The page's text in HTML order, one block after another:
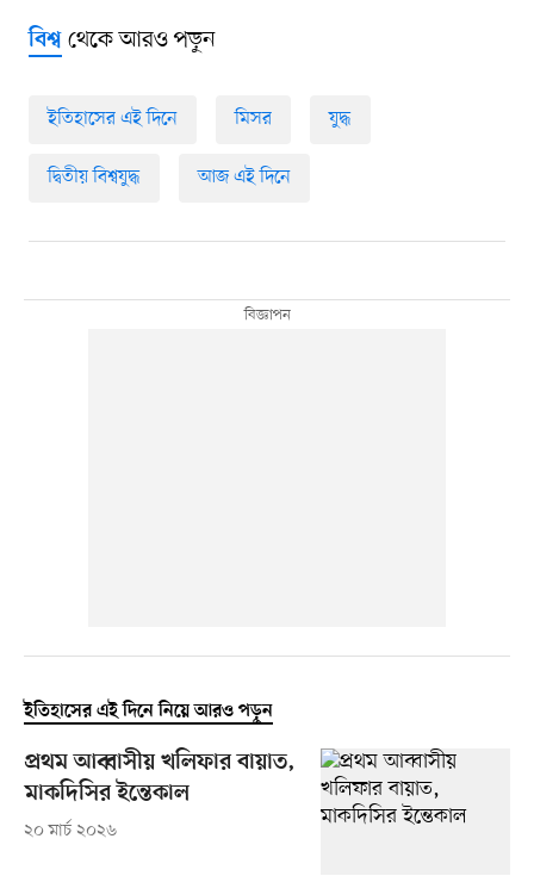
বিশ্বথেকে আরও পড়ুন
ইতিহাসের এই দিনে মিসর যুদ্ধ
দ্বিতীয় বিশ্বযুদ্ধ আজ এই দিনে
ইতিহাসের এই দিনে নিয়ে আরও পড়ুন
প্রথম আব্বাসীয় খলিফার বায়াত,
মাকদিসির ইন্তেকাল
২০ মার্চ ২০২৬